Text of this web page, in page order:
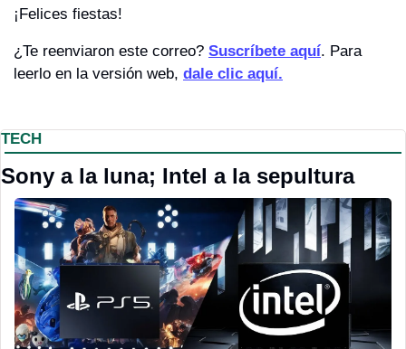
¡Felices fiestas!
¿Te reenviaron este correo? Suscríbete aquí. Para
leerlo en la versión web, dale clic aquí.
TECH
Sony a la luna; Intel a la sepultura